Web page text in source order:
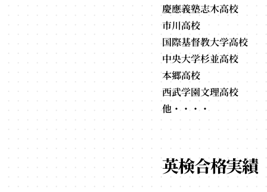
慶應義塾志木高校
市川高校
国際基督教大学高校
中央大学杉並高校
本郷高校
西武学園文理高校
他・・・・
英検合格実績